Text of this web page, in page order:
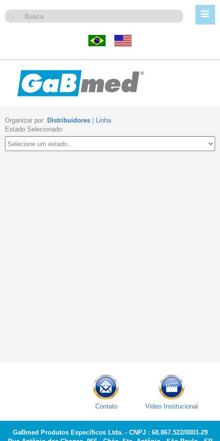
Organizar por: Distribuidores
Linha
Estado Selecionado:
Contato Video Institucional
GaBmed Produtos Específicos Ltda. - CNPJ : 68.867.522/0001-29